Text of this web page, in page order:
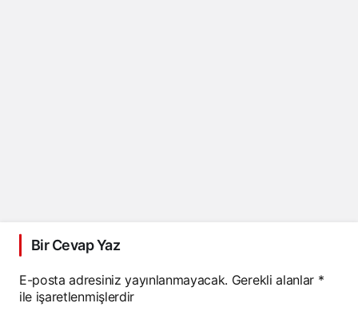
Bir Cevap Yaz
E-posta adresiniz yayınlanmayacak. Gerekli alanlar *
ile işaretlenmişlerdir